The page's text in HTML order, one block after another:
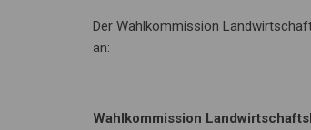
Der Wahlkommission
an:
Wahlkommission